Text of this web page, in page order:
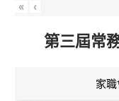
« ‹
第三屆常
家